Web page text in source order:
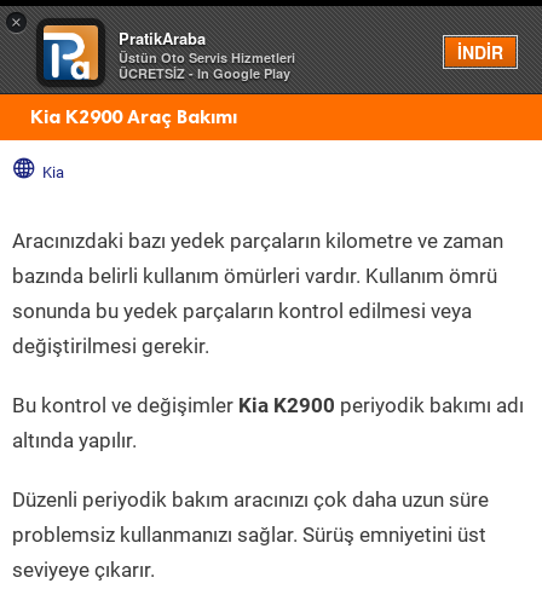
×
PratikAraba
Üstün Oto Servis Hizmetleri
ÜCRETSİZ - In Google Play
İNDİR
Menü
Kia K2900 Araç Bakımı
Kia
Aracınızdaki bazı yedek parçaların kilometre ve zaman
bazında belirli kullanım ömürleri vardır. Kullanım ömrü
sonunda bu yedek parçaların kontrol edilmesi veya
değiştirilmesi gerekir.
Bu kontrol ve değişimler Kia K2900 periyodik bakımı adı
altında yapılır.
Düzenli periyodik bakım aracınızı çok daha uzun süre
problemsiz kullanmanızı sağlar. Sürüş emniyetini üst
seviyeye çıkarır.